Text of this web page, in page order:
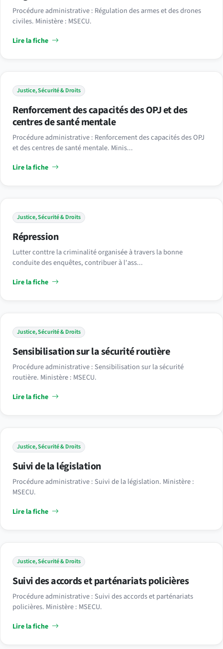
Procédure administrative : Régulation des armes et des drones
civiles. Ministère : MSECU.
Lire la fiche
Justice, Sécurité & Droits
Renforcement des capacités des OPJ et des
centres de santé mentale
Procédure administrative : Renforcement des capacités des OPJ
et des centres de santé mentale. Minis...
Lire la fiche
Justice, Sécurité & Droits
Répression
Lutter conttre la criminalité organisée à travers la bonne
conduite des enquêtes, contribuer à l'ass...
Lire la fiche
Justice, Sécurité & Droits
Sensibilisation sur la sécurité routière
Procédure administrative : Sensibilisation sur la sécurité
routière. Ministère : MSECU.
Lire la fiche
Justice, Sécurité & Droits
Suivi de la législation
Procédure administrative : Suivi de la législation. Ministère :
MSECU.
Lire la fiche
Justice, Sécurité & Droits
Suivi des accords et parténariats policières
Procédure administrative : Suivi des accords et parténariats
policières. Ministère : MSECU.
Lire la fiche